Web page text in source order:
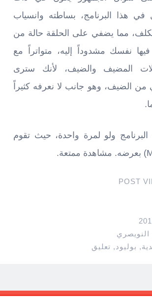
في هذا البرنامج، بساطته وانسياب
مما يضفي على الحلقة حالة من
فيها نفسك مشدوداً إليه، متواتراً مع
المضيف والضيف، لأنك سترى
من الضيف، وهو جانب لا نعرفه كثيراً
البرنامج ولو لمرة واحدة، حيث تقوم
POST
, بوليود , تعليق